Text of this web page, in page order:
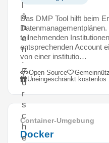
l
ä
n
e
n
.
F
o
r
s
c
h
e
Das DMP Tool hilft beim
teilnehmenden
entsprechenden Account
von einer institutio…
Open Source
Uneingeschränkt kostenlos
Container-Umgebung
Docker